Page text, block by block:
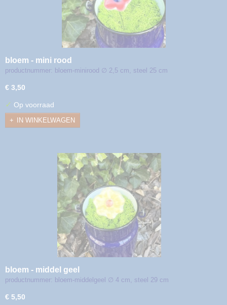
bloem - mini rood
productnummer: bloem-minirood ∅ 2,5 cm, steel 25 cm
€ 3,50
✓ Op voorraad
IN WINKELWAGEN
bloem - middel geel
productnummer: bloem-middelgeel ∅ 4 cm, steel 29 cm
€ 5,50